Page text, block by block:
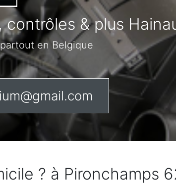
& plus
en Belgique
? à Pironchamps